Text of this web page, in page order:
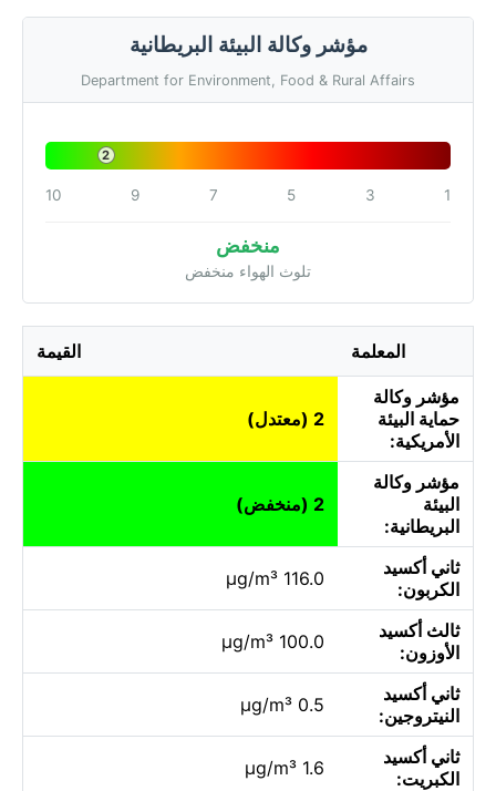
مؤشر وكالة البيئة البريطانية
Department for Environment, Food & Rural Affairs
2
1
3
5
7
9
10
منخفض
تلوث الهواء منخفض
المعلمة القيمة
مؤشر وكالة
حماية البيئة
الأمريكية:
2 (معتدل)
مؤشر وكالة
البيئة
البريطانية:
2 (منخفض)
ثاني أكسيد
الكربون:
116.0 µg/m³
ثالث أكسيد
الأوزون:
100.0 µg/m³
ثاني أكسيد
النيتروجين:
0.5 µg/m³
ثاني أكسيد
الكبريت:
1.6 µg/m³